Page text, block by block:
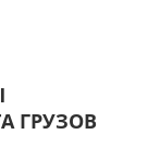
ГРУЗОВ